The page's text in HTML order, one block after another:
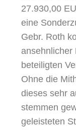
27.930,00
eine
Gebr. Roth
ansehnlicher
beteiligten
Ohne die
dieses sehr
stemmen
geleisteten